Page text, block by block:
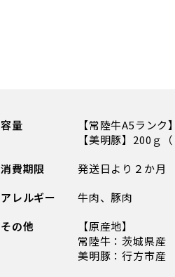
容量
【常陸牛A5ラン
【美明豚】200ｇ
消費期限
発送日より２か月
アレルギー
牛肉、豚肉
その他
【原産地】
常陸牛：茨城県産
美明豚：行方市産